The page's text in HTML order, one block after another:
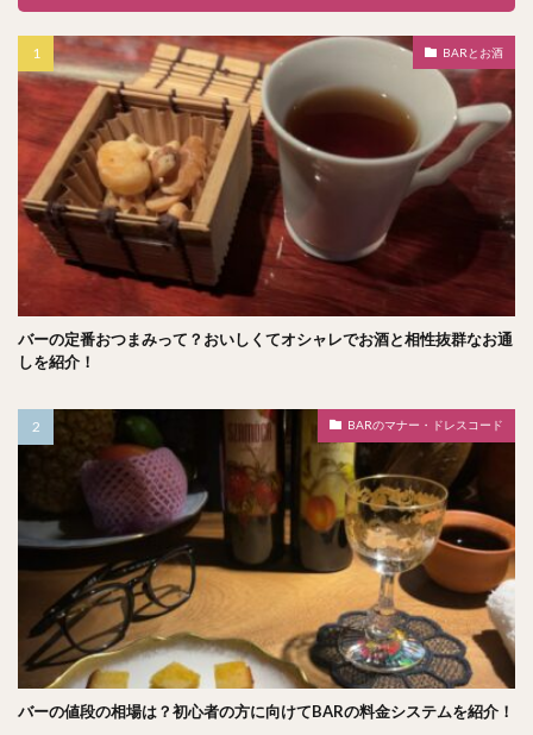
BARとお酒
バーの定番おつまみって？おいしくてオシャレでお酒と相性抜群なお通
しを紹介！
BARのマナー・ドレスコード
バーの値段の相場は？初心者の方に向けてBARの料金システムを紹介！